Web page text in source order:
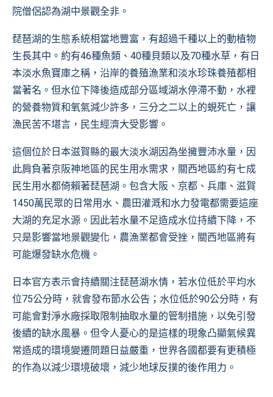
院僧侶認為湖中景觀全非。
琵琶湖的生態系統相當地豐富，有超過千種以上的動植物
生長其中。約有46種魚類、40種貝類以及70種水草，有日
本淡水魚寶庫之稱，沿岸的養殖漁業和淡水珍珠養殖都相
當著名。但水位下降後造成部分區域湖水停滯不動，水裡
的營養物質和氧氣減少許多，三分之二以上的蜆死亡，讓
漁民苦不堪言，民生經濟大受影響。
這個位於日本滋賀縣的最大淡水湖因為坐擁豐沛水量，因
此肩負著京阪神地區的民生用水需求，關西地區約有七成
民生用水都倚賴著琵琶湖。包含大阪、京都、兵庫、滋賀
1450萬民眾的日常用水、農田灌溉和水力發電都需要這座
大湖的充足水源。因此若水量不足造成水位持續下降，不
只是影響當地景觀變化，農漁業都會受挫，關西地區將有
可能爆發缺水危機。
日本官方表示會持續關注琵琶湖水情，若水位低於平均水
位75公分時，就會發布節水公告；水位低於90公分時，有
可能會對淨水廠採取限制抽取水量的管制措施，以免引發
後續的缺水風暴。但令人憂心的是這樣的現象凸顯氣候異
常造成的環境變遷問題日益嚴重，世界各國都要有更積極
的作為以減少環境破壞，減少地球反撲的後作用力。